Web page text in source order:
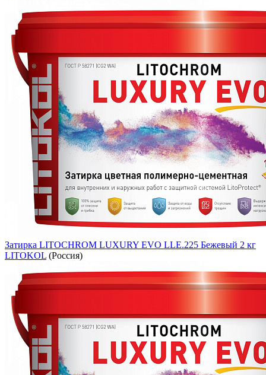
Затирка LITOCHROM LUXURY EVO LLE.225 Бежевый 2 кг
LITOKOL (Россия)